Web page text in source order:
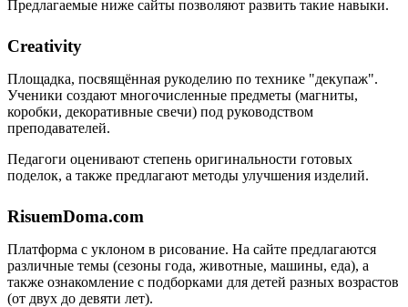
Предлагаемые ниже сайты позволяют развить такие навыки.
Creativity
Площадка, посвящённая рукоделию по технике "декупаж".
Ученики создают многочисленные предметы (магниты,
коробки, декоративные свечи) под руководством
преподавателей.
Педагоги оценивают степень оригинальности готовых
поделок, а также предлагают методы улучшения изделий.
RisuemDoma.com
Платформа с уклоном в рисование. На сайте предлагаются
различные темы (сезоны года, животные, машины, еда), а
также ознакомление с подборками для детей разных возрастов
(от двух до девяти лет).